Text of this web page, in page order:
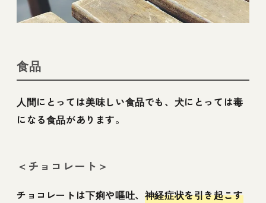
食品
人間にとっては美味しい食品でも、犬にとっては毒
になる食品があります。
＜チョコレート＞
チョコレートは下痢や嘔吐、 神経症状を引き起こす